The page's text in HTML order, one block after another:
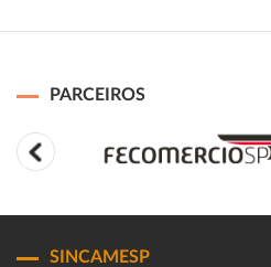
PARCEIROS
SINCAMESP